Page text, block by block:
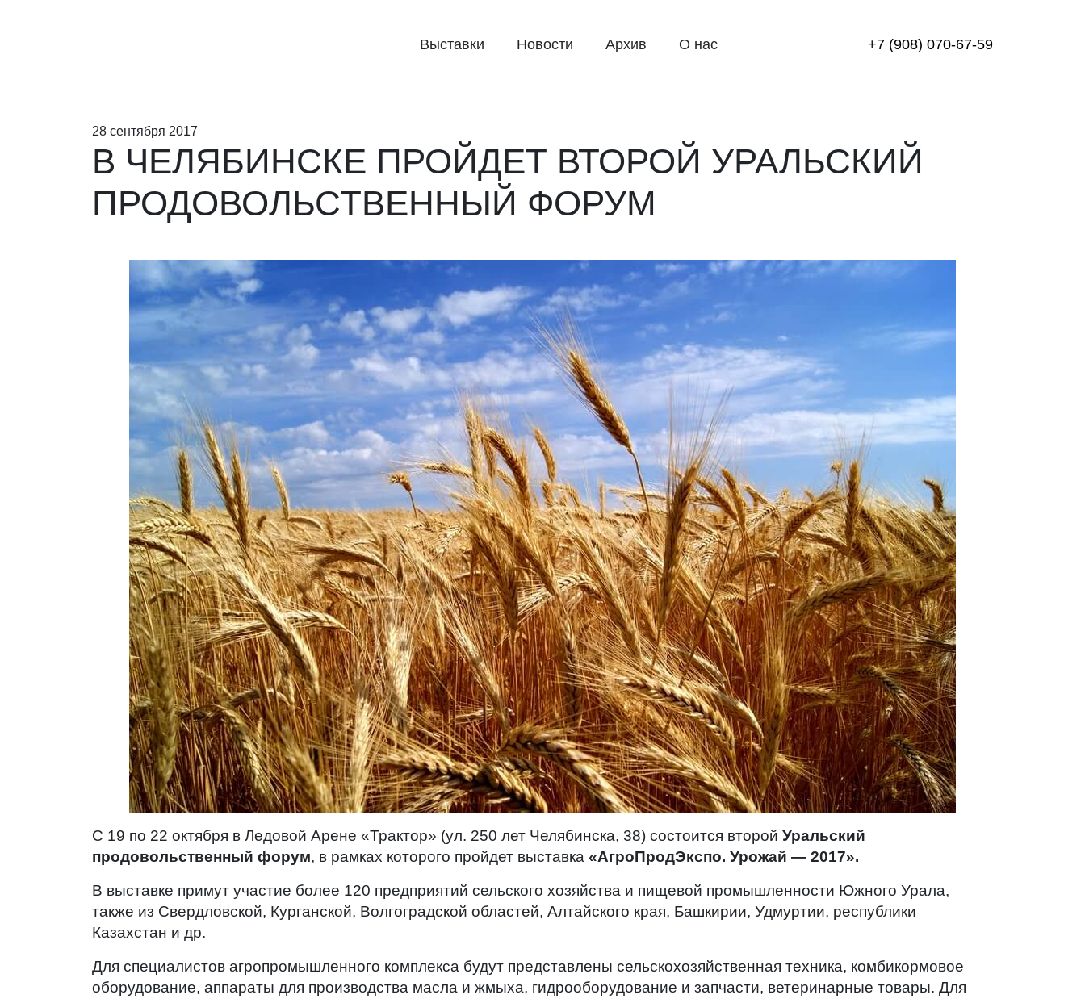
Выставки Новости Архив О нас +7 (908) 070-67-59
28 сентября 2017
В ЧЕЛЯБИНСКЕ ПРОЙДЕТ ВТОРОЙ УРАЛЬСКИЙ
ПРОДОВОЛЬСТВЕННЫЙ ФОРУМ
С 19 по 22 октября в Ледовой Арене «Трактор» (ул. 250 лет Челябинска, 38) состоится второй Уральский
продовольственный форум, в рамках которого пройдет выставка «АгроПродЭкспо. Урожай — 2017».
В выставке примут участие более 120 предприятий сельского хозяйства и пищевой промышленности Южного Урала,
также из Свердловской, Курганской, Волгоградской областей, Алтайского края, Башкирии, Удмуртии, республики
Казахстан и др.
Для специалистов агропромышленного комплекса будут представлены сельскохозяйственная техника, комбикормовое
оборудование, аппараты для производства масла и жмыха, гидрооборудование и запчасти, ветеринарные товары. Для